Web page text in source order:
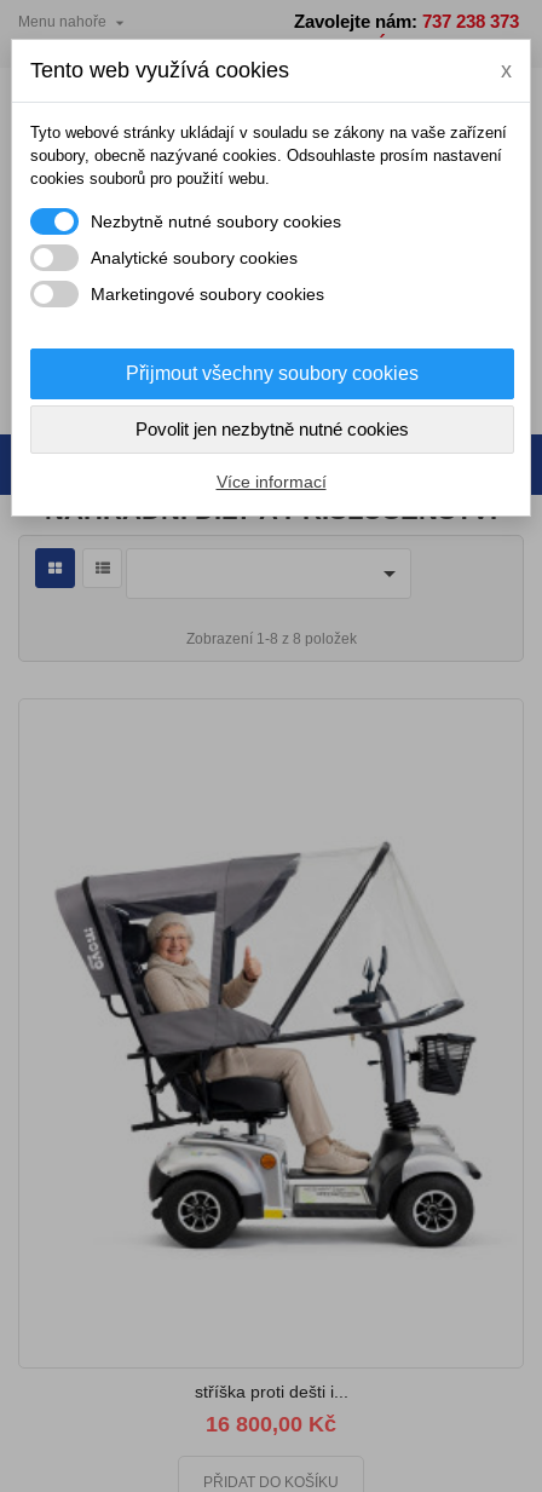
Přidat do seznamu přání ×
add_circle_outline Vytvořit nový seznam
Vytvořit seznam přání ×
Zrušit Vytvořit seznam přání
((modalTitle)) ×
((confirmMessage))
((cancelText))
Přihlásit se ×
Musíte být přihlášení, abyste mohli ukládat produkty do
seznamu přání.
Zrušit Přihlásit se
Menu nahoře  Zavolejte nám: 737 238 373
PO - PÁ: 7 - 15 hodin
0,00 Kč
NÁHRADNÍ DÍLY A PŘÍSLUŠENSTVÍ

Zobrazení 1-8 z 8 položek
stříška proti dešti i...
16 800,00 Kč
PŘIDAT DO KOŠÍKU
Tento web využívá cookies x
Tyto webové stránky ukládají v souladu se zákony na vaše zařízení
soubory, obecně nazývané cookies. Odsouhlaste prosím nastavení
cookies souborů pro použití webu.
Nezbytně nutné soubory cookies
Analytické soubory cookies
Marketingové soubory cookies
Přijmout všechny soubory cookies
Povolit jen nezbytně nutné cookies
Více informací